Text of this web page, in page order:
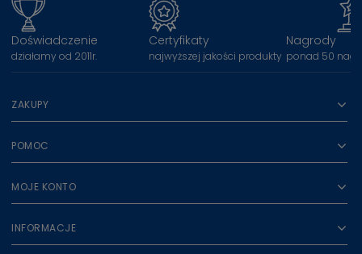
Doświadczenie
działamy od 2011r.
Certyfikaty
najwyższej jakości produkty
Nagrody
ponad 50
ZAKUPY
POMOC
MOJE KONTO
INFORMACJE